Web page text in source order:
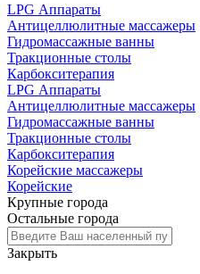
LPG Аппараты
Антицеллюлитные массажеры
Гидромассажные ванны
Тракционные столы
Карбокситерапия
LPG Аппараты
Антицеллюлитные массажеры
Гидромассажные ванны
Тракционные столы
Карбокситерапия
Корейские массажеры
Корейские
Крупные города
Остальные города
Закрыть